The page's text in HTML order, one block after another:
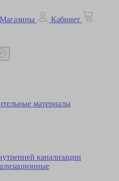
Магазины
Кабинет
материалы
канализации